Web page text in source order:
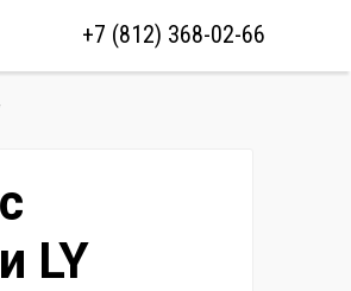
+7 (812) 368-02-66
LY